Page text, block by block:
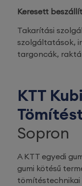
Keresett
Takarítási
szolgáltatások,
targoncák,
KTT
Sopron
A KTT egyedi
gumi kötésű